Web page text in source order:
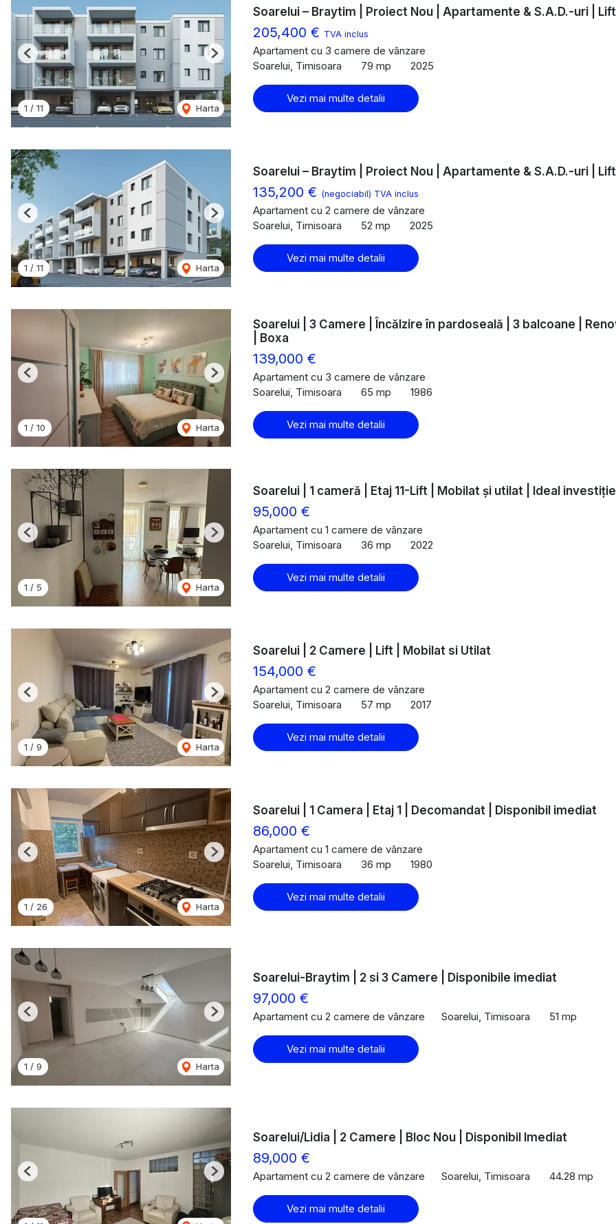
1 / 11 Harta
Previous Next
Soarelui – Braytim | Proiect Nou | Apartamente & S.A.D.-uri |
205,400 € TVA inclus
Apartament cu 3 camere de vânzare
Soarelui, Timisoara
79 mp 2025
Vezi mai multe detalii
1 / 11 Harta
Previous Next
Soarelui – Braytim | Proiect Nou | Apartamente & S.A.D.-uri | Lift
135,200 € (negociabil) TVA inclus
Apartament cu 2 camere de vânzare
Soarelui, Timisoara
52 mp 2025
Vezi mai multe detalii
1 / 10 Harta
Previous Next
Soarelui | 3 Camere | Încălzire în pardoseală | 3 balcoane |
| Boxa
139,000 €
Apartament cu 3 camere de vânzare
Soarelui, Timisoara
65 mp 1986
Vezi mai multe detalii
1 / 5 Harta
Previous Next
Soarelui | 1 cameră | Etaj 11-Lift | Mobilat și utilat | Ideal investiție
95,000 €
Apartament cu 1 camere de vânzare
Soarelui, Timisoara
36 mp 2022
Vezi mai multe detalii
1 / 9 Harta
Previous Next
Soarelui | 2 Camere | Lift | Mobilat si Utilat
154,000 €
Apartament cu 2 camere de vânzare
Soarelui, Timisoara
57 mp 2017
Vezi mai multe detalii
1 / 26 Harta
Previous Next
Soarelui | 1 Camera | Etaj 1 | Decomandat | Disponibil imediat
86,000 €
Apartament cu 1 camere de vânzare
Soarelui, Timisoara
36 mp 1980
Vezi mai multe detalii
1 / 9 Harta
Previous Next
Soarelui-Braytim | 2 si 3 Camere | Disponibile imediat
97,000 €
Apartament cu 2 camere de vânzare Soarelui, Timisoara 51 mp
Vezi mai multe detalii
Previous Next
Soarelui/Lidia | 2 Camere | Bloc Nou | Disponibil Imediat
89,000 €
Apartament cu 2 camere de vânzare Soarelui, Timisoara 44.28 mp
Vezi mai multe detalii